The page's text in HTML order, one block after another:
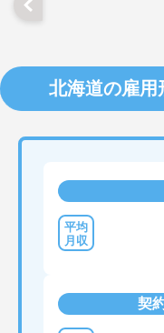
北海道の雇用
契